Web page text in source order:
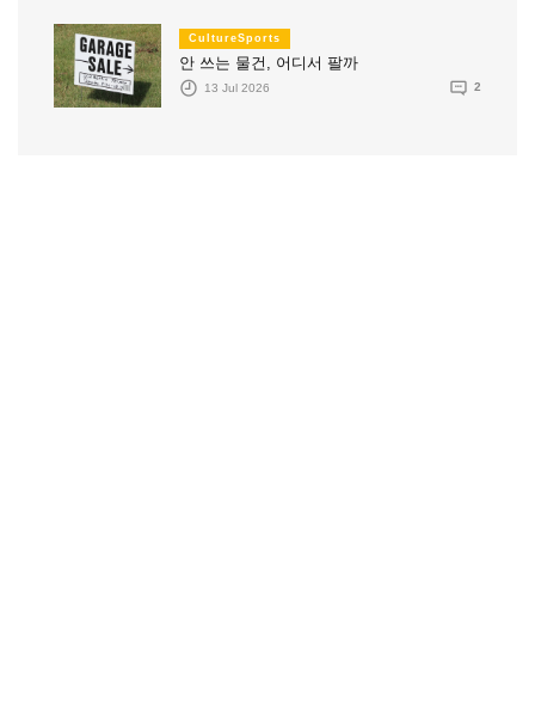
CultureSports
안 쓰는 물건, 어디서 팔까
13 Jul 2026 2